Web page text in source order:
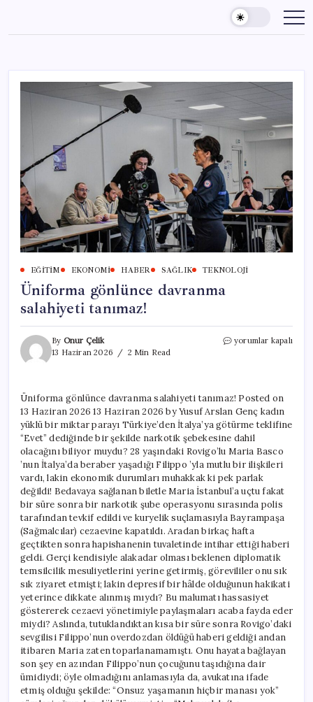
content
EĞITIM EKONOMI HABER SAĞLIK TEKNOLOJI
Üniforma gönlünce davranma
salahiyeti tanımaz!
By Onur Çelik
13 Haziran 2026
2 Min Read
Üniforma
için
yorumlar kapalı
Üniforma gönlünce davranma salahiyeti tanımaz! Posted on
13 Haziran 2026 13 Haziran 2026 by Yusuf Arslan Genç kadın
yüklü bir miktar parayı Türkiye’den İtalya’ya götürme teklifine
“Evet” dediğinde bir şekilde narkotik şebekesine dahil
olacağını biliyor muydu? 28 yaşındaki Rovigo’lu Maria Basco
’nun İtalya’da beraber yaşadığı Filippo ’yla mutlu bir ilişkileri
vardı, lakin ekonomik durumları muhakkak ki pek parlak
değildi! Bedavaya sağlanan biletle Maria İstanbul’a uçtu fakat
bir süre sonra bir narkotik şube operasyonu sırasında polis
tarafından tevkif edildi ve kuryelik suçlamasıyla Bayrampaşa
(Sağmalcılar) cezaevine kapatıldı. Aradan birkaç hafta
geçtikten sonra hapishanenin tuvaletinde intihar ettiği haberi
geldi. Gerçi kendisiyle alakadar olması beklenen diplomatik
temsilcilik mesuliyetlerini yerine getirmiş, görevililer onu sık
sık ziyaret etmişti; lakin depresif bir hâlde olduğunun hakikati
yeterince dikkate alınmış mıydı? Bu malumatı hassasiyet
göstererek cezaevi yönetimiyle paylaşmaları acaba fayda eder
miydi? Aslında, tutuklandıktan kısa bir süre sonra Rovigo’daki
sevgilisi Filippo’nun overdozdan öldüğü haberi geldiği andan
itibaren Maria zaten toparlanamamıştı. Onu hayata bağlayan
son şey en azından Filippo’nun çocuğunu taşıdığına dair
ümidiydi; öyle olmadığını anlamasıyla da, avukatına ifade
etmiş olduğu şekilde: “Onsuz yaşamanın hiçbir manası yok”